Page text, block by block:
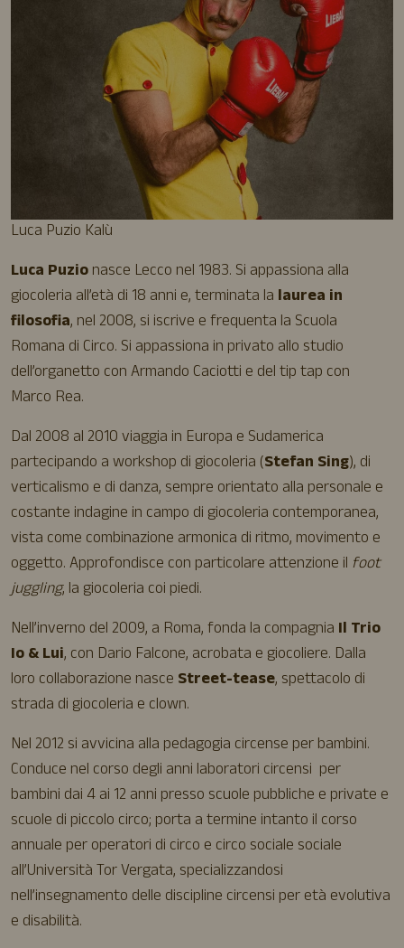
Luca Puzio Kalù
Luca Puzionasce Lecco nel 1983. Si appassiona alla
giocoleria all’età di 18 anni e, terminata la laurea in
filosofia, nel 2008, si iscrive e frequenta la Scuola
Romana di Circo. Si appassiona in privato allo studio
dell’organetto con Armando Caciotti e del tip tap con
Marco Rea.
Dal 2008 al 2010 viaggia in Europa e Sudamerica
partecipando a workshop di giocoleria (Stefan Sing), di
verticalismo e di danza, sempre orientato alla personale e
costante indagine in campo di giocoleria contemporanea,
vista come combinazione armonica di ritmo, movimento e
oggetto. Approfondisce con particolare attenzione il foot
juggling, la giocoleria coi piedi.
Nell’inverno del 2009, a Roma, fonda la compagnia Il Trio
Io & Lui, con Dario Falcone, acrobata e giocoliere. Dalla
loro collaborazione nasce Street-tease, spettacolo di
strada di giocoleria e clown.
Nel 2012 si avvicina alla pedagogia circense per bambini.
Conduce nel corso degli anni laboratori circensi per
bambini dai 4 ai 12 anni presso scuole pubbliche e private e
scuole di piccolo circo; porta a termine intanto il corso
annuale per operatori di circo e circo sociale sociale
all’Università Tor Vergata, specializzandosi
nell’insegnamento delle discipline circensi per età evolutiva
e disabilità.